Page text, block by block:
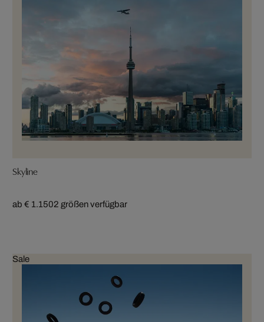
Skyline
ab € 1.1502 größen verfügbar
Sale